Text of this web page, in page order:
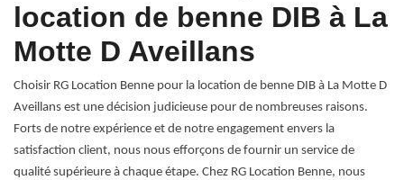
location de benne DIB à La
Motte D Aveillans
Choisir RG Location Benne pour la location de benne DIB à La Motte D
Aveillans est une décision judicieuse pour de nombreuses raisons.
Forts de notre expérience et de notre engagement envers la
satisfaction client, nous nous efforçons de fournir un service de
qualité supérieure à chaque étape. Chez RG Location Benne, nous